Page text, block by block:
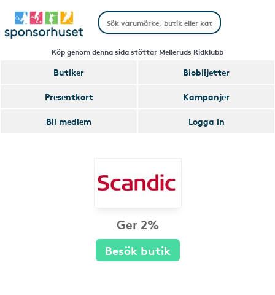
Köp genom denna sida stöttar Melleruds Ridklubb
Butiker
Biobiljetter
Presentkort
Kampanjer
Bli medlem
Logga in
Ger 2%
Besök butik